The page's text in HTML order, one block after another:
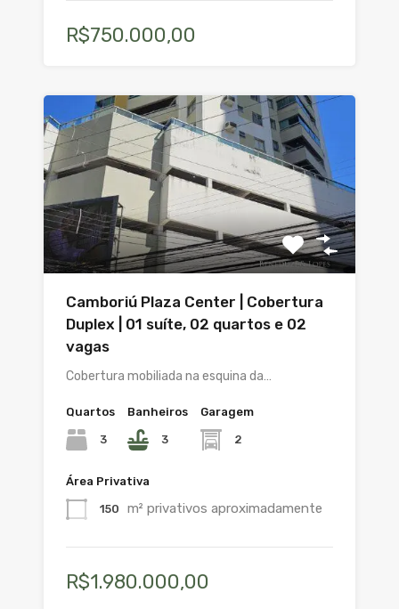
R$750.000,00
Camboriú Plaza Center | Cobertura
Duplex | 01 suíte, 02 quartos e 02
vagas
Cobertura mobiliada na esquina da…
Quartos
3
Banheiros
3
Garagem
2
Área Privativa
150 m² privativos aproximadamente
R$1.980.000,00